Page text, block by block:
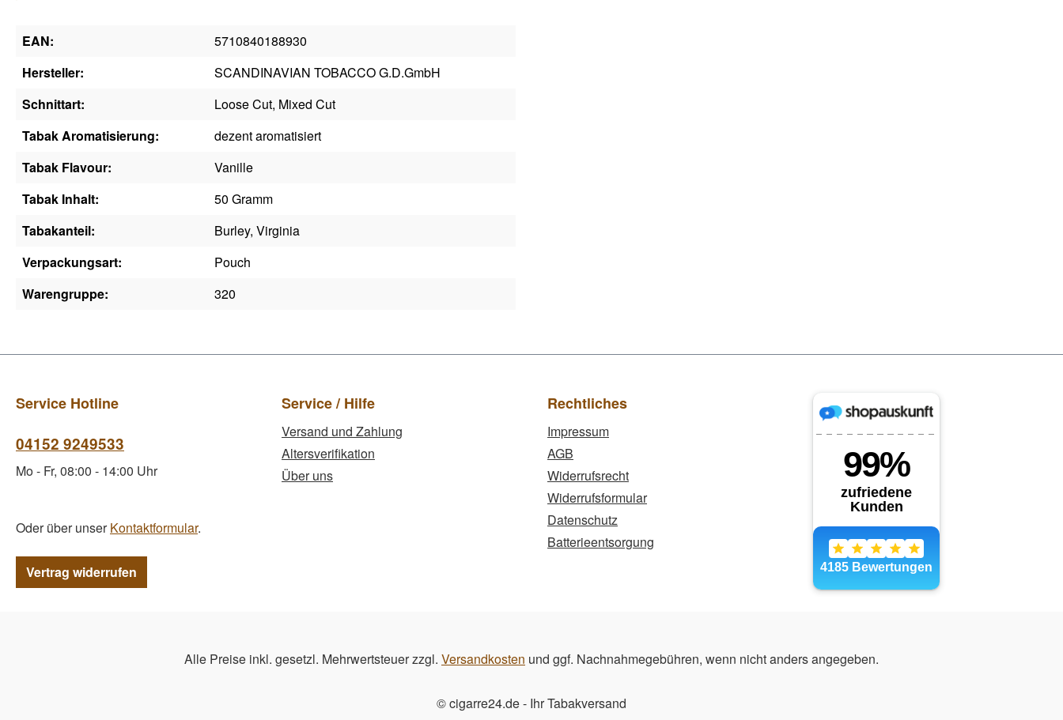
EAN:
5710840188930
Hersteller:
SCANDINAVIAN TOBACCO G.D.GmbH
Schnittart:
Loose Cut, Mixed Cut
Tabak Aromatisierung:
dezent aromatisiert
Tabak Flavour:
Vanille
Tabak Inhalt:
50 Gramm
Tabakanteil:
Burley, Virginia
Verpackungsart:
Pouch
Warengruppe:
320
Service Hotline
04152 9249533
Mo - Fr, 08:00 - 14:00 Uhr
Oder über unserKontaktformular.
Vertrag widerrufen
Service / Hilfe
Versand und Zahlung
Altersverifikation
Über uns
Rechtliches
Impressum
AGB
Widerrufsrecht
Widerrufsformular
Datenschutz
Batterieentsorgung
Alle Preise inkl. gesetzl. Mehrwertsteuer zzgl. Versandkosten und ggf. Nachnahmegebühren, wenn nicht anders angegeben.
© cigarre24.de - Ihr Tabakversand